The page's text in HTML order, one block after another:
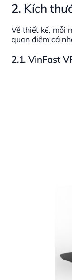
2. Kích
Về thiết kế, mỗi
quan điểm cá
2.1. VinFast